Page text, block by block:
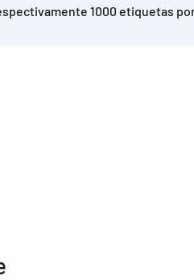
1000 etiquetas